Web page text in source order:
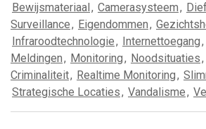
Bewijsmateriaal, Camerasysteem,
Surveillance, Eigendommen,
Infraroodtechnologie, Internettoegang,
Meldingen, Monitoring, Noodsituaties,
Criminaliteit, Realtime Monitoring,
Strategische Locaties, Vandalisme,